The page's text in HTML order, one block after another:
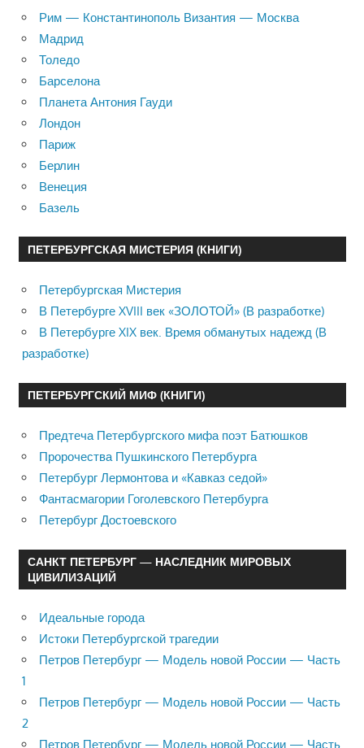
Рим — Константинополь Византия — Москва
Мадрид
Толедо
Барселона
Планета Антония Гауди
Лондон
Париж
Берлин
Венеция
Базель
ПЕТЕРБУРГСКАЯ МИСТЕРИЯ (КНИГИ)
Петербургская Мистерия
В Петербурге XVIII век «ЗОЛОТОЙ» (В разработке)
В Петербурге XIX век. Время обманутых надежд (В
разработке)
ПЕТЕРБУРГСКИЙ МИФ (КНИГИ)
Предтеча Петербургского мифа поэт Батюшков
Пророчества Пушкинского Петербурга
Петербург Лермонтова и «Кавказ седой»
Фантасмагории Гоголевского Петербурга
Петербург Достоевского
САНКТ ПЕТЕРБУРГ — НАСЛЕДНИК МИРОВЫХ
ЦИВИЛИЗАЦИЙ
Идеальные города
Истоки Петербургской трагедии
Петров Петербург — Модель новой России — Часть
1
Петров Петербург — Модель новой России — Часть
2
Петров Петербург — Модель новой России — Часть